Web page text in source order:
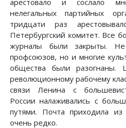
нелегальных партийных
тридцати раз
Петербургский комитет. Все
журналы были закрыты. Не
профсоюзов, но и многие
общества были разогнаны.
революционному рабочему
связи Ленина с
России налаживались с
путями. Почта приходила
очень редко.